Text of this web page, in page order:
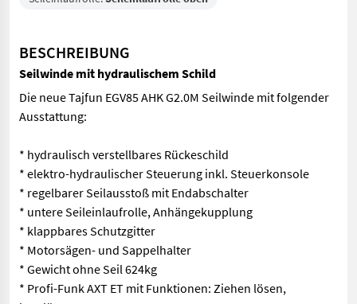
BESCHREIBUNG
Seilwinde mit hydraulischem Schild
Die neue Tajfun EGV85 AHK G2.0M Seilwinde mit folgender
Ausstattung:
* hydraulisch verstellbares Rückeschild
* elektro-hydraulischer Steuerung inkl. Steuerkonsole
* regelbarer Seilausstoß mit Endabschalter
* untere Seileinlaufrolle, Anhängekupplung
* klappbares Schutzgitter
* Motorsägen- und Sappelhalter
* Gewicht ohne Seil 624kg
* Profi-Funk AXT ET mit Funktionen: Ziehen lösen,